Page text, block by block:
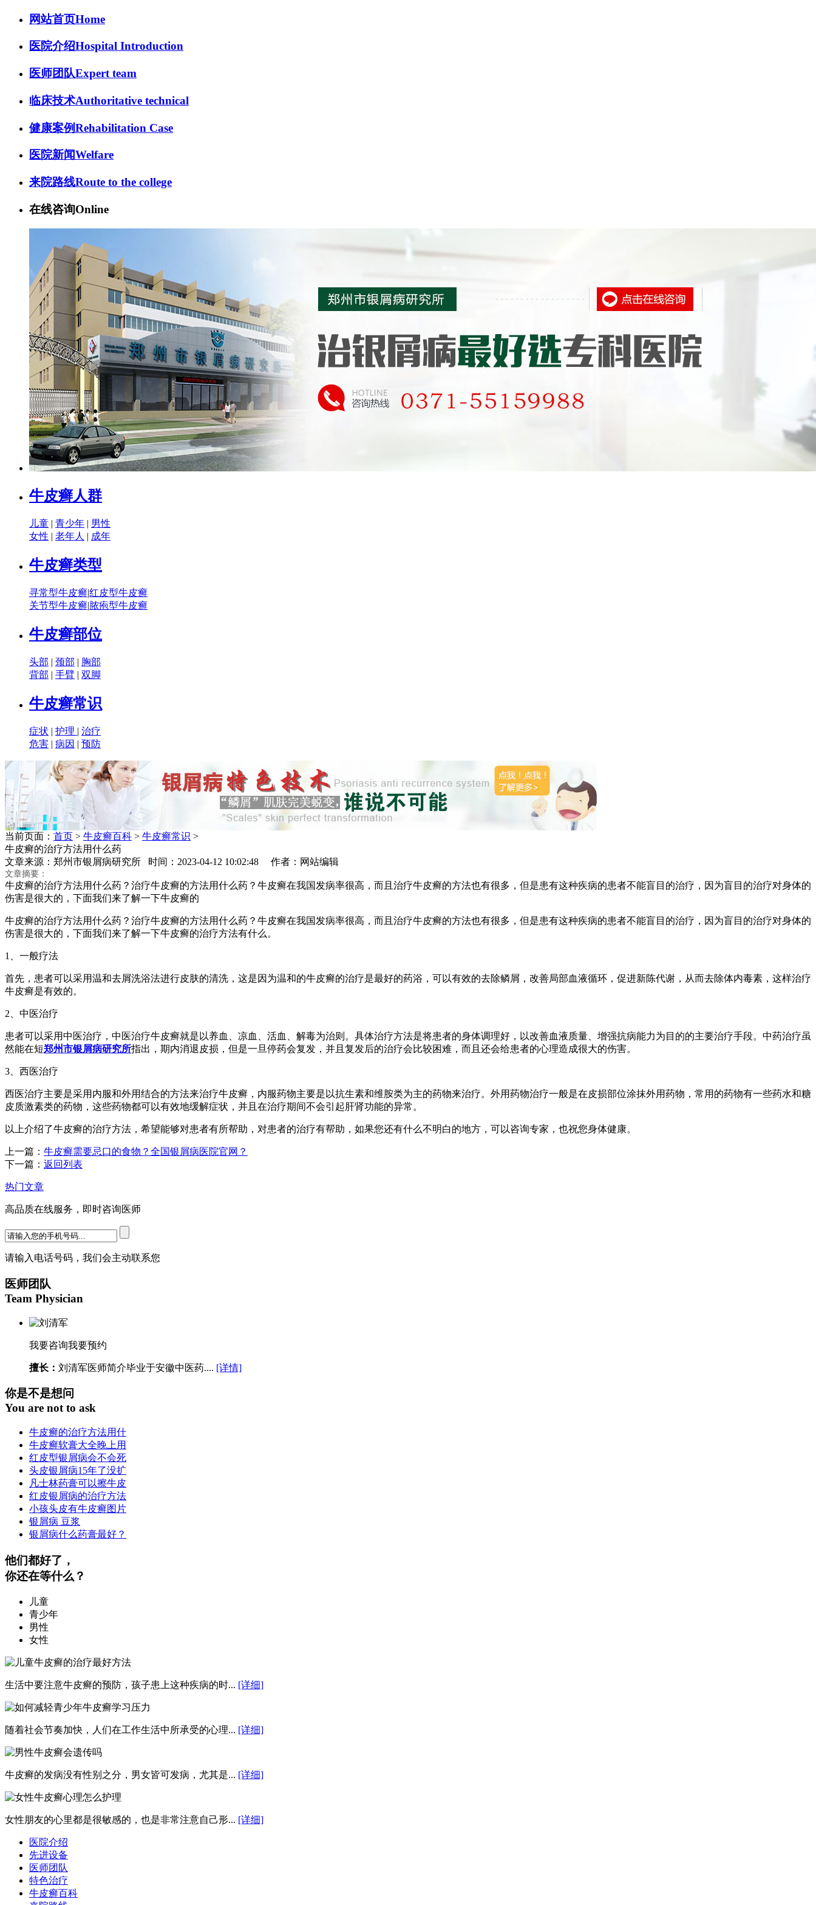
网站首页Home
医院介绍Hospital Introduction
医师团队Expert team
临床技术Authoritative technical
健康案例Rehabilitation Case
医院新闻Welfare
来院路线Route to the college
在线咨询Online
牛皮癣人群
儿童 | 青少年 | 男性
女性 | 老年人 | 成年
牛皮癣类型
寻常型牛皮癣|红皮型牛皮癣
关节型牛皮癣|脓疱型牛皮癣
牛皮癣部位
头部 | 颈部 | 胸部
背部 | 手臂 | 双脚
牛皮癣常识
症状 | 护理 | 治疗
危害 | 病因 | 预防
当前页面： 首页 > 牛皮癣百科 > 牛皮癣常识 >
牛皮癣的治疗方法用什么药
文章来源：郑州市银屑病研究所 时间：2023-04-12 10:02:48 作者：网站编辑
文章摘要：
牛皮癣的治疗方法用什么药？治疗牛皮癣的方法用什么药？牛皮癣在我国发病率很高，而且治疗牛皮癣的方法也有很多，但是患有这种疾病的患者不能盲目的治疗，因为盲目的治疗对身体的
伤害是很大的，下面我们来了解一下牛皮癣的
牛皮癣的治疗方法用什么药？治疗牛皮癣的方法用什么药？牛皮癣在我国发病率很高，而且治疗牛皮癣的方法也有很多，但是患有这种疾病的患者不能盲目的治疗，因为盲目的治疗对身体的
伤害是很大的，下面我们来了解一下牛皮癣的治疗方法有什么。
1、一般疗法
首先，患者可以采用温和去屑洗浴法进行皮肤的清洗，这是因为温和的牛皮癣的治疗是最好的药浴，可以有效的去除鳞屑，改善局部血液循环，促进新陈代谢，从而去除体内毒素，这样治疗
牛皮癣是有效的。
2、中医治疗
患者可以采用中医治疗，中医治疗牛皮癣就是以养血、凉血、活血、解毒为治则。具体治疗方法是将患者的身体调理好，以改善血液质量、增强抗病能力为目的的主要治疗手段。中药治疗虽
然能在短郑州市银屑病研究所指出，期内消退皮损，但是一旦停药会复发，并且复发后的治疗会比较困难，而且还会给患者的心理造成很大的伤害。
3、西医治疗
西医治疗主要是采用内服和外用结合的方法来治疗牛皮癣，内服药物主要是以抗生素和维胺类为主的药物来治疗。外用药物治疗一般是在皮损部位涂抹外用药物，常用的药物有一些药水和糖
皮质激素类的药物，这些药物都可以有效地缓解症状，并且在治疗期间不会引起肝肾功能的异常。
以上介绍了牛皮癣的治疗方法，希望能够对患者有所帮助，对患者的治疗有帮助，如果您还有什么不明白的地方，可以咨询专家，也祝您身体健康。
上一篇： 牛皮癣需要忌口的食物？全国银屑病医院官网？
下一篇： 返回列表
热门文章
高品质在线服务，即时咨询医师
请输入电话号码，我们会主动联系您
医师团队
Team Physician
我要咨询我要预约
擅长： 刘清军医师简介毕业于安徽中医药.... [详情]
你是不是想问
You are not to ask
牛皮癣的治疗方法用什
牛皮癣软膏大全晚上用
红皮型银屑病会不会死
头皮银屑病15年了没扩
凡士林药膏可以擦牛皮
红皮银屑病的治疗方法
小孩头皮有牛皮癣图片
银屑病 豆浆
银屑病什么药膏最好？
他们都好了，
你还在等什么？
儿童
青少年
男性
女性
生活中要注意牛皮癣的预防，孩子患上这种疾病的时... [详细]
随着社会节奏加快，人们在工作生活中所承受的心理... [详细]
牛皮癣的发病没有性别之分，男女皆可发病，尤其是... [详细]
女性朋友的心里都是很敏感的，也是非常注意自己形... [详细]
医院介绍
先进设备
医师团队
特色治疗
牛皮癣百科